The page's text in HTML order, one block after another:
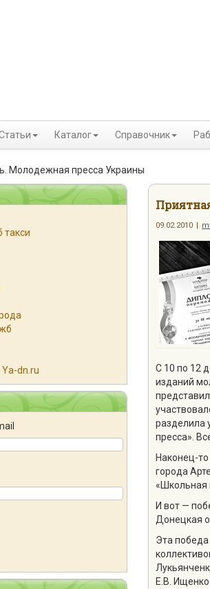
Каталог Справочник
Молодежная пресса Украины
такси
dn.ru
09.02.2010
С 10 по 12
изданий
разделила
пресса».
Наконец-
города
«Школьная
И вот —
Донецкая
Эта
Е.В.